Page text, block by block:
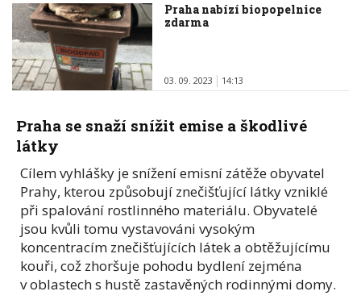
Praha nabízí biopopelnice
zdarma
03. 09. 2023 14:13
Praha se snaží snížit emise a škodlivé
látky
Cílem vyhlášky je snížení emisní zátěže obyvatel
Prahy, kterou způsobují znečišťující látky vzniklé
při spalování rostlinného materiálu. Obyvatelé
jsou kvůli tomu vystavováni vysokým
koncentracím znečišťujících látek a obtěžujícímu
kouři, což zhoršuje pohodu bydlení zejména
v oblastech s hustě zastavěných rodinnými domy.